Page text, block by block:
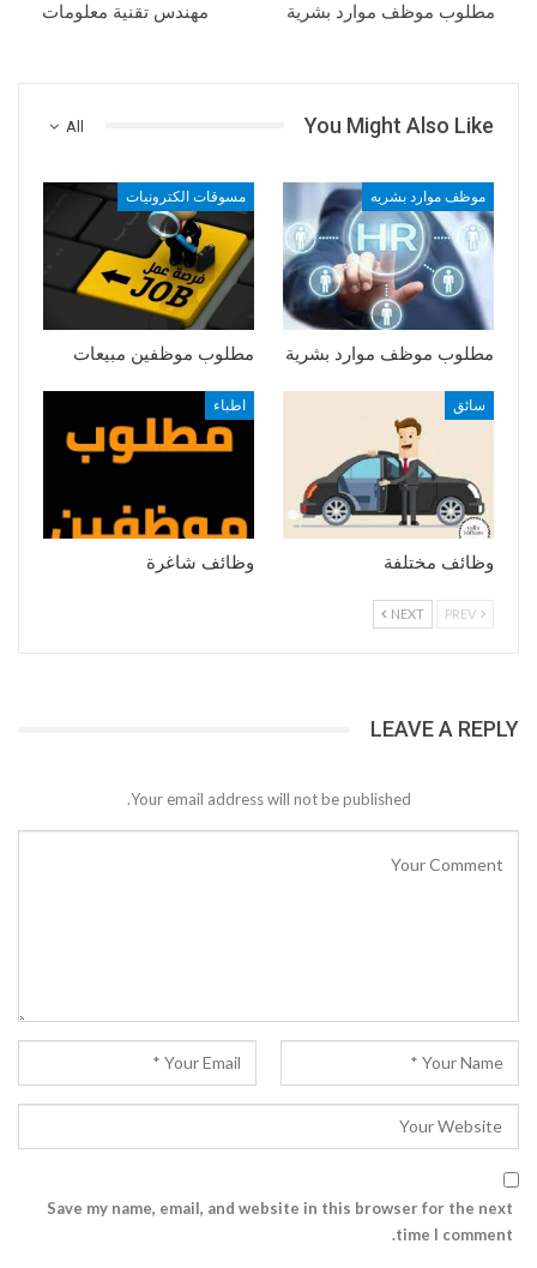
مطلوب موظف موارد بشرية مهندس تقنية معلومات
All You Might Also Like
موظف موارد بشريه
مطلوب موظف موارد بشرية
مسوقات الكترونيات
مطلوب موظفين مبيعات
سائق
وظائف مختلفة
اطباء
وظائف شاغرة
NEXT
LEAVE A REPLY
Your email address will not be published.
Save my name, email, and website in this browser for the next
time I comment.